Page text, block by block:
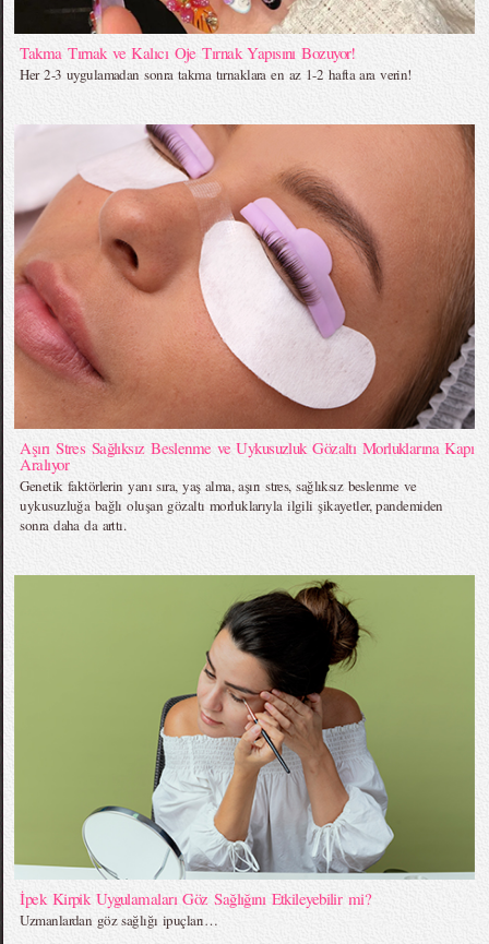
Takma Tırnak ve Kalıcı Oje Tırnak Yapısını Bozuyor!
Her 2-3 uygulamadan sonra takma tırnaklara en az 1-2 hafta ara verin!
Aşırı Stres Sağlıksız Beslenme ve Uykusuzluk Gözaltı Morluklarına Kapı
Aralıyor
Genetik faktörlerin yanı sıra, yaş alma, aşırı stres, sağlıksız beslenme ve
uykusuzluğa bağlı oluşan gözaltı morluklarıyla ilgili şikayetler, pandemiden
sonra daha da arttı.
İpek Kirpik Uygulamaları Göz Sağlığını Etkileyebilir mi?
Uzmanlardan göz sağlığı ipuçları…